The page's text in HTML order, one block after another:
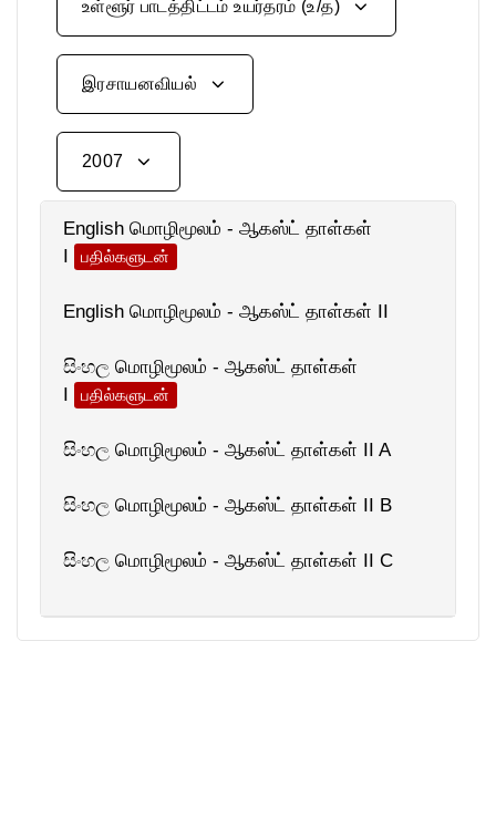
உள்ளூர் பாடத்திட்டம் உயர்தரம் (உ/த)
இரசாயனவியல்
2007
English மொழிமூலம் - ஆகஸ்ட் தாள்கள்
I
பதில்களுடன்
English மொழிமூலம் - ஆகஸ்ட் தாள்கள் II
සිංහල மொழிமூலம் - ஆகஸ்ட் தாள்கள்
I
பதில்களுடன்
සිංහල மொழிமூலம் - ஆகஸ்ட் தாள்கள் II A
සිංහල மொழிமூலம் - ஆகஸ்ட் தாள்கள் II B
සිංහල மொழிமூலம் - ஆகஸ்ட் தாள்கள் II C